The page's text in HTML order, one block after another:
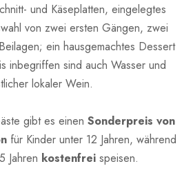
und Käseplatten, eingelegtes
von zwei ersten Gängen, zwei
ein hausgemachtes Dessert
inbegriffen sind auch Wasser und
lokaler Wein.
gibt es einen Sonderpreis von
für Kinder unter 12 Jahren, während
Jahren kostenfreispeisen.